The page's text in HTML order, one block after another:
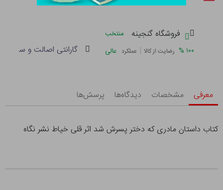
فروشگاه گنجینه
منتخب
۱۰۰ % رضایت از کالا | عملکرد عالی گارانتی اصالت و سلامت
معرفی مشخصات دیدگاه‌ها پرسش‌ها
کتاب داستان مادری که دختر پسرش شد اثر قلی خیاط نشر نگاه